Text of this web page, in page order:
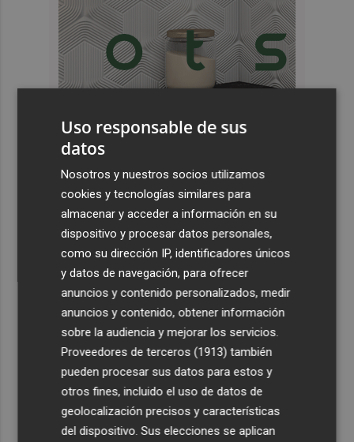
Últimas Noticias
El desempleo en EEUU baja en julio al 4,1 %, con una
pérdida de 23.000 empleos
Activado el máximo nivel de preemergencia frente a
incendios en la Comunitat toda la jornada del eclipse
Bétera lleva su ‘aroma de somni’ a todos los rincones de
Xàtiva restringirá el acceso al Castillo con vehículos
particulares durante el eclipse del próximo 12 de agosto
La convocatoria europea de gigafactorías de IA puede
activar una cadena industrial en centros de datos,
energía, 'cloud' y ciberseguridad
Uso responsable de sus
datos
Nosotros y nuestros socios utilizamos
cookies y tecnologías similares para
almacenar y acceder a información en su
dispositivo y procesar datos personales,
como su dirección IP, identificadores únicos
y datos de navegación, para ofrecer
anuncios y contenido personalizados, medir
anuncios y contenido, obtener información
sobre la audiencia y mejorar los servicios.
Proveedores de terceros (1913) también
pueden procesar sus datos para estos y
otros fines, incluido el uso de datos de
geolocalización precisos y características
del dispositivo. Sus elecciones se aplican